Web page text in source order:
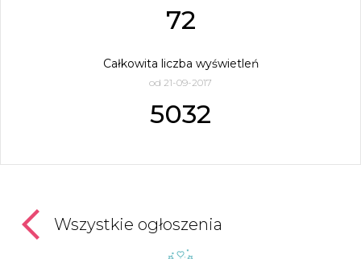
72
Całkowita liczba wyświetleń
od 21-09-2017
5032
Wszystkie ogłoszenia